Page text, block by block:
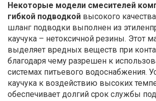
Некоторые модели смесителей
гибкой подводкой высокого
шланг подводки выполнен из
каучука – нетоксичной резины. Этот
выделяет вредных веществ при
благодаря чему разрешен к
системах питьевого водоснабжения.
каучука к воздействию высоких
обеспечивает долгий срок службы